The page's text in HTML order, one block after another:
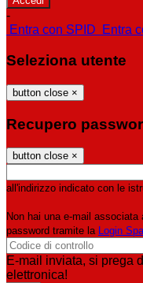
-
Entra con SPID
Entra
Seleziona utente
button close ×
Recupero
button close ×
all'indirizzo indicato con le
Non hai una e-mail
password tramite la Login
E-mail inviata, si prega
elettronica!